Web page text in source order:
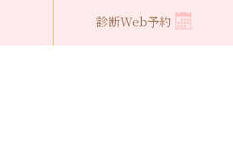
糸リフト
診断Web予約